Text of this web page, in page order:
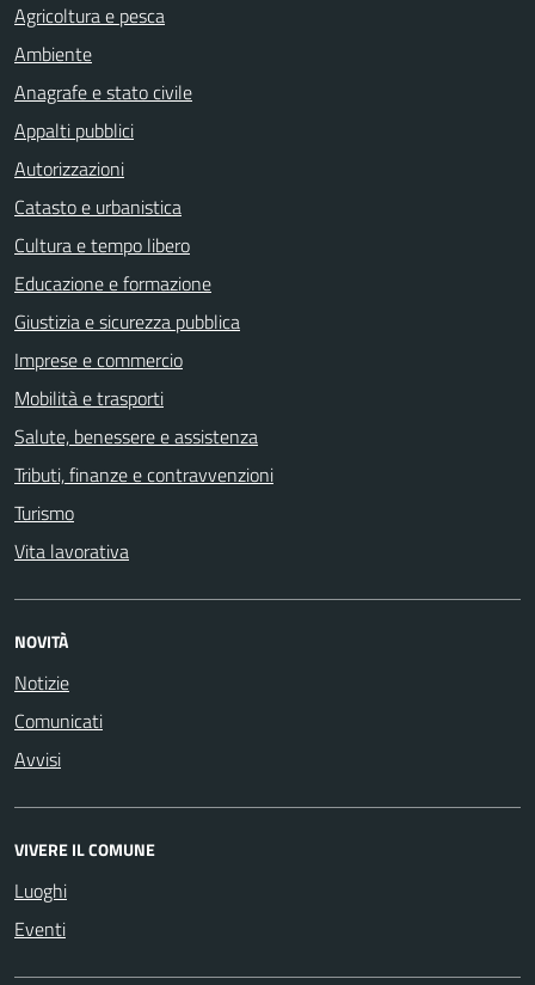
Agricoltura e pesca
Ambiente
Anagrafe e stato civile
Appalti pubblici
Autorizzazioni
Catasto e urbanistica
Cultura e tempo libero
Educazione e formazione
Giustizia e sicurezza pubblica
Imprese e commercio
Mobilità e trasporti
Salute, benessere e assistenza
Tributi, finanze e contravvenzioni
Turismo
Vita lavorativa
NOVITÀ
Notizie
Comunicati
Avvisi
VIVERE IL COMUNE
Luoghi
Eventi